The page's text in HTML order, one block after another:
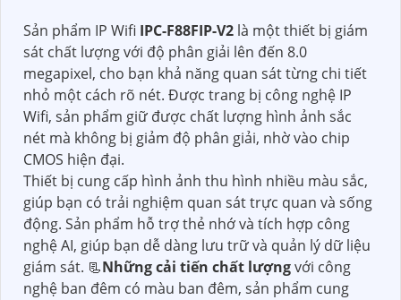
Sản phẩm IP Wifi IPC-F88FIP-V2 là một thiết bị giám
sát chất lượng với độ phân giải lên đến 8.0
megapixel, cho bạn khả năng quan sát từng chi tiết
nhỏ một cách rõ nét. Được trang bị công nghệ IP
Wifi, sản phẩm giữ được chất lượng hình ảnh sắc
nét mà không bị giảm độ phân giải, nhờ vào chip
CMOS hiện đại.
Thiết bị cung cấp hình ảnh thu hình nhiều màu sắc,
giúp bạn có trải nghiệm quan sát trực quan và sống
động. Sản phẩm hỗ trợ thẻ nhớ và tích hợp công
nghệ AI, giúp bạn dễ dàng lưu trữ và quản lý dữ liệu
giám sát. 📃Những cải tiến chất lượngvới công
nghệ ban đêm có màu ban đêm, sản phẩm cung